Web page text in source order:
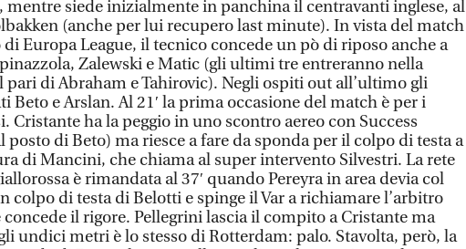
mentre siede inizialmente in panchina il centravanti inglese, al
(anche per lui recupero last minute). In vista del match
Europa League, il tecnico concede un pò di riposo anche a
Zalewski e Matic (gli ultimi tre entreranno nella
pari di Abraham e Tahirovic). Negli ospiti out all’ultimo gli
Beto e Arslan. Al 21′ la prima occasione del match è per i
Cristante ha la peggio in uno scontro aereo con Success
posto di Beto) ma riesce a fare da sponda per il colpo di testa a
di Mancini, che chiama al super intervento Silvestri. La rete
è rimandata al 37′ quando Pereyra in area devia col
colpo di testa di Belotti e spinge il Var a richiamare l’arbitro
concede il rigore. Pellegrini lascia il compito a Cristante ma
undici metri è lo stesso di Rotterdam: palo. Stavolta, però, la